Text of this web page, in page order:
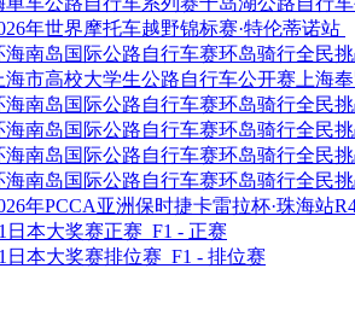
年世界摩托车越野锦标赛·特伦蒂诺站
海南岛国际公路自行车赛环岛骑行全民
海市高校大学生公路自行车公开赛上海
海南岛国际公路自行车赛环岛骑行全民
海南岛国际公路自行车赛环岛骑行全民
海南岛国际公路自行车赛环岛骑行全民
海南岛国际公路自行车赛环岛骑行全民
年PCCA亚洲保时捷卡雷拉杯·珠海站
日本大奖赛正赛 F1 - 正赛
日本大奖赛排位赛 F1 - 排位赛